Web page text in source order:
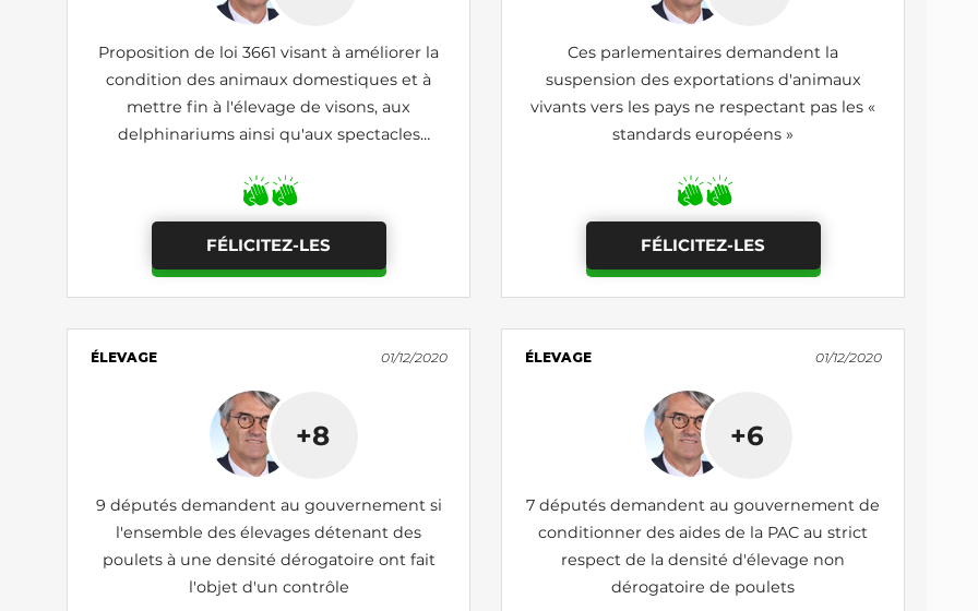
Proposition de loi 3661 visant à améliorer la
condition des animaux domestiques et à
mettre fin à l'élevage de visons, aux
delphinariums ainsi qu'aux spectacles
FÉLICITEZ-LES
Ces parlementaires demandent la
suspension des exportations d'animaux
vivants vers les pays ne respectant pas les «
standards européens »
FÉLICITEZ-LES
ÉLEVAGE 01/12/2020
+8
9 députés demandent au gouvernement si
l'ensemble des élevages détenant des
poulets à une densité dérogatoire ont fait
l'objet d'un contrôle
ÉLEVAGE 01/12/2020
+6
7 députés demandent au gouvernement de
conditionner des aides de la PAC au strict
respect de la densité d'élevage non
dérogatoire de poulets